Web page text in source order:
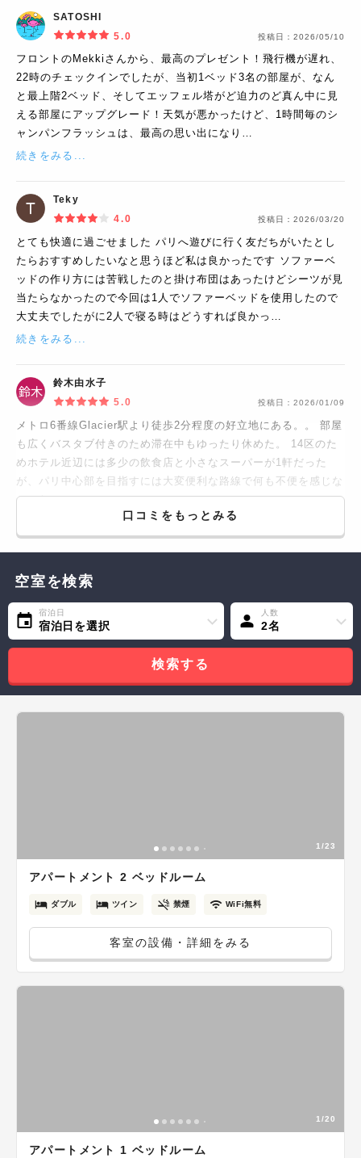
SATOSHI
5.0
投稿日： 2026/05/10
フロントのMekkiさんから、最高のプレゼント！飛行機が遅れ、
22時のチェックインでしたが、当初1ベッド3名の部屋が、なん
と最上階2ベッド、そしてエッフェル塔がど迫力のど真ん中に見
える部屋にアップグレード！天気が悪かったけど、1時間毎のシ
ャンパンフラッシュは、最高の思い出になり…
続きをみる...
Teky
4.0
投稿日： 2026/03/20
とても快適に過ごせました パリへ遊びに行く友だちがいたとし
たらおすすめしたいなと思うほど私は良かったです ソファーベ
ッドの作り方には苦戦したのと掛け布団はあったけどシーツが見
当たらなかったので今回は1人でソファーベッドを使用したので
大丈夫でしたがに2人で寝る時はどうすれば良かっ…
続きをみる...
鈴木由水子
5.0
投稿日： 2026/01/09
メトロ6番線Glacier駅より徒歩2分程度の好立地にある。。 部屋
も広くバスタブ付きのため滞在中もゆったり休めた。 14区のた
めホテル近辺には多少の飲食店と小さなスーパーが1軒だった
が、パリ中心部を目指すには大変便利な路線で何も不便を感じな
かった。
口コミをもっとみる
空室を検索
宿泊日
宿泊日を選択
人数
2名
検索する
1/23
アパートメント 2 ベッドルーム
ダブル ツイン 禁煙 WiFi無料
客室の設備・詳細をみる
1/20
アパートメント 1 ベッドルーム